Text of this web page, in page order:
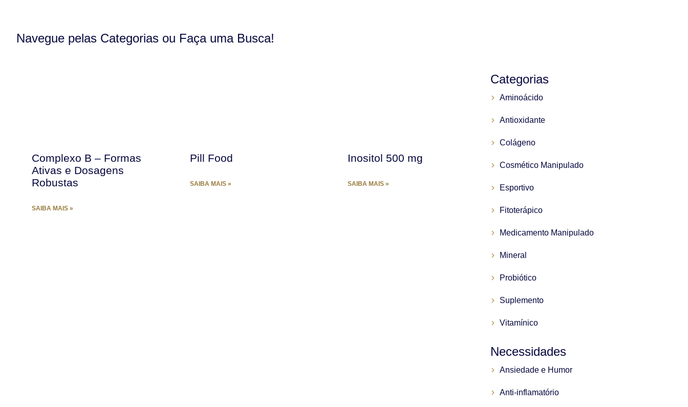
Navegue pelas Categorias ou Faça uma Busca!
Complexo B – Formas
Ativas e Dosagens
Robustas
SAIBA MAIS »
Pill Food
SAIBA MAIS »
Inositol 500 mg
SAIBA MAIS »
Categorias
Aminoácido
Antioxidante
Colágeno
Cosmético Manipulado
Esportivo
Fitoterápico
Medicamento Manipulado
Mineral
Probiótico
Suplemento
Vitamínico
Necessidades
Ansiedade e Humor
Anti-inflamatório